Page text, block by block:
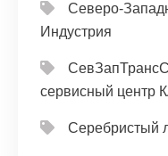
Северо-
Индустрия
сервисный центр
Серебристый